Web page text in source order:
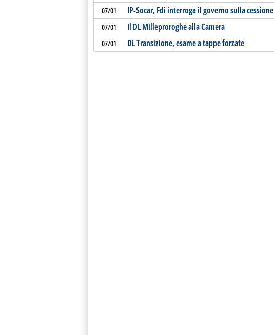
07/01 IP-Socar, Fdi interroga il governo sulla cessione
07/01 Il DL Milleproroghe alla Camera
07/01 DL Transizione, esame a tappe forzate